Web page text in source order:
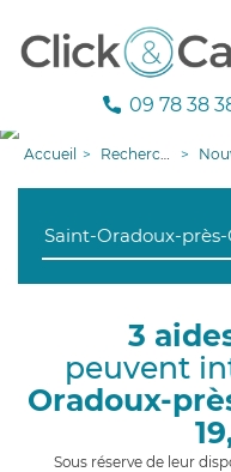
09 78 38
Accueil Recherche aide à domicile
3
peuvent
Oradoux-
Sous réserve de leur